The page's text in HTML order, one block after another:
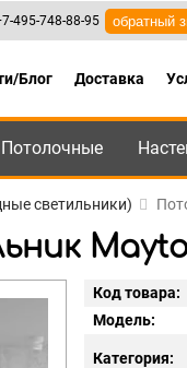
+7-495-748-88-95 ,8-
495-748-88-95 обратный
Блог Доставка
Потолочные
светильники)
Код товара:
Модель:
Категория: